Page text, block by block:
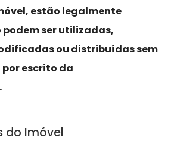
estão legalmente
ser utilizadas,
ou distribuídas sem
escrito da
do Imóvel